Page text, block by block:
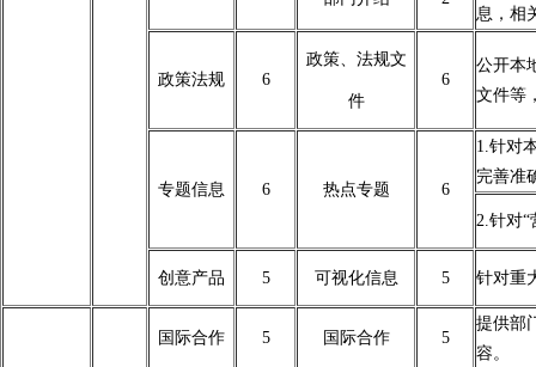
息，相
政策法规 6
政策、法规文
件
6
公开本
文件等
专题信息 6 热点专题 6
1.针对
完善准
2.针对“
创意产品 5 可视化信息 5 针对重
国际合作 5 国际合作 5
提供部
容。